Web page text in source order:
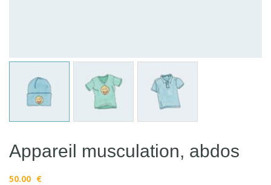
Appareil musculation, abdos
50.00 €